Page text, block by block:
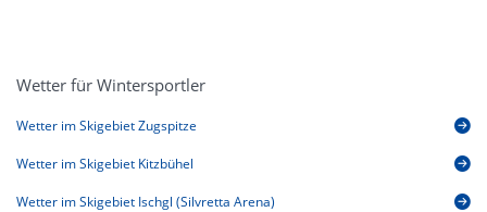
Wetter für Wintersportler
Wetter im Skigebiet Zugspitze
Wetter im Skigebiet Kitzbühel
Wetter im Skigebiet Ischgl (Silvretta Arena)